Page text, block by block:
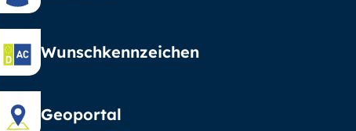
Wunschkennzeichen
Geoportal